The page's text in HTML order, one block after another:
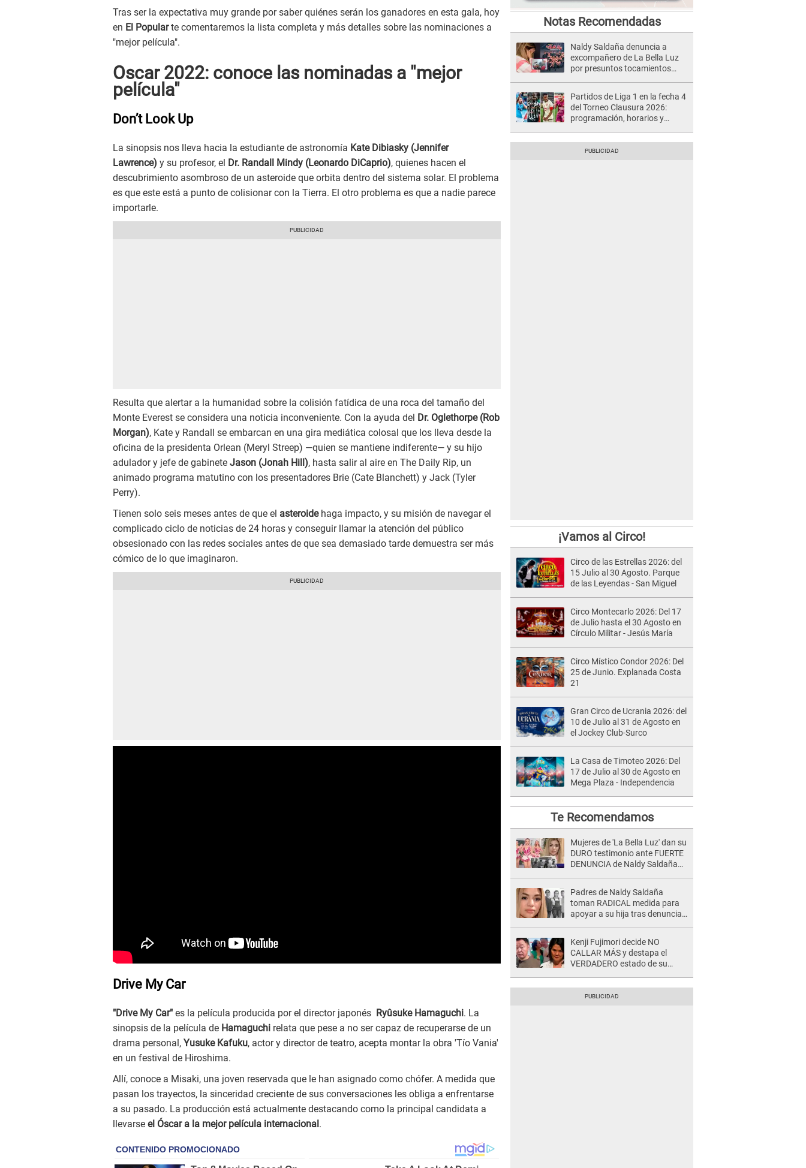
Tras ser la expectativa muy grande por saber quiénes serán los ganadores en esta gala, hoy
en El Popularte comentaremos la lista completa y más detalles sobre las nominaciones a
"mejor película".
Oscar 2022: conoce las nominadas a "mejor
película"
Don’t Look Up
La sinopsis nos lleva hacia la estudiante de astronomía Kate Dibiasky (Jennifer
Lawrence) y su profesor, el Dr. Randall Mindy (Leonardo DiCaprio), quienes hacen el
descubrimiento asombroso de un asteroide que orbita dentro del sistema solar. El problema
es que este está a punto de colisionar con la Tierra. El otro problema es que a nadie parece
importarle.
Resulta que alertar a la humanidad sobre la colisión fatídica de una roca del tamaño del
Monte Everest se considera una noticia inconveniente. Con la ayuda del Dr. Oglethorpe (Rob
Morgan), Kate y Randall se embarcan en una gira mediática colosal que los lleva desde la
oficina de la presidenta Orlean (Meryl Streep) —quien se mantiene indiferente— y su hijo
adulador y jefe de gabinete Jason (Jonah Hill), hasta salir al aire en The Daily Rip, un
animado programa matutino con los presentadores Brie (Cate Blanchett) y Jack (Tyler
Perry).
Tienen solo seis meses antes de que el asteroide haga impacto, y su misión de navegar el
complicado ciclo de noticias de 24 horas y conseguir llamar la atención del público
obsesionado con las redes sociales antes de que sea demasiado tarde demuestra ser más
cómico de lo que imaginaron.
Drive My Car
"Drive My Car" es la película producida por el director japonés Ryûsuke Hamaguchi. La
sinopsis de la película de Hamaguchi relata que pese a no ser capaz de recuperarse de un
drama personal, Yusuke Kafuku, actor y director de teatro, acepta montar la obra 'Tío Vania'
en un festival de Hiroshima.
Allí, conoce a Misaki, una joven reservada que le han asignado como chófer. A medida que
pasan los trayectos, la sinceridad creciente de sus conversaciones les obliga a enfrentarse
a su pasado. La producción está actualmente destacando como la principal candidata a
llevarse el Óscar a la mejor película internacional.
Notas Recomendadas
Naldy Saldaña denuncia a
excompañero de La Bella Luz
por presuntos tocamientos
Partidos de Liga 1 en la fecha 4
del Torneo Clausura 2026:
programación, horarios y
¡Vamos al Circo!
Circo de las Estrellas 2026: del
15 Julio al 30 Agosto. Parque
de las Leyendas - San Miguel
Circo Montecarlo 2026: Del 17
de Julio hasta el 30 Agosto en
Círculo Militar - Jesús María
Circo Místico Condor 2026: Del
25 de Junio. Explanada Costa
21
Gran Circo de Ucrania 2026: del
10 de Julio al 31 de Agosto en
el Jockey Club-Surco
La Casa de Timoteo 2026: Del
17 de Julio al 30 de Agosto en
Mega Plaza - Independencia
Te Recomendamos
Mujeres de 'La Bella Luz' dan su
DURO testimonio ante FUERTE
DENUNCIA de Naldy Saldaña
Padres de Naldy Saldaña
toman RADICAL medida para
apoyar a su hija tras denuncia
quedar así"
Kenji Fujimori decide NO
CALLAR MÁS y destapa el
VERDADERO estado de su
suegra..."